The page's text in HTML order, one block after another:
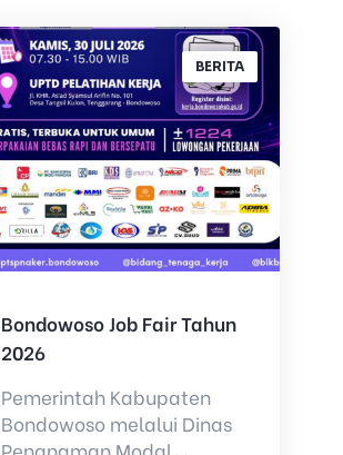
BERITA
Bondowoso Job Fair Tahun
2026
Pemerintah Kabupaten
Bondowoso melalui Dinas